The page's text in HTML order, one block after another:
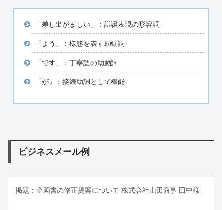
「差し出がましい」：謙譲表現の形容詞
「よう」：様態を表す助動詞
「です」：丁寧語の助動詞
「が」：接続助詞として機能
ビジネスメール例
掲題：企画書の修正提案について 株式会社山田商事 田中様